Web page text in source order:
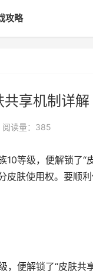
攻略
享机制详解
阅读量：385
等级，便解锁了
皮肤使用权。要顺
，便解锁了“皮肤